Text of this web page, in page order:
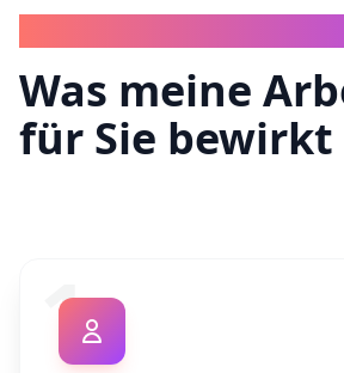
Was meine
für Sie bewirkt
1